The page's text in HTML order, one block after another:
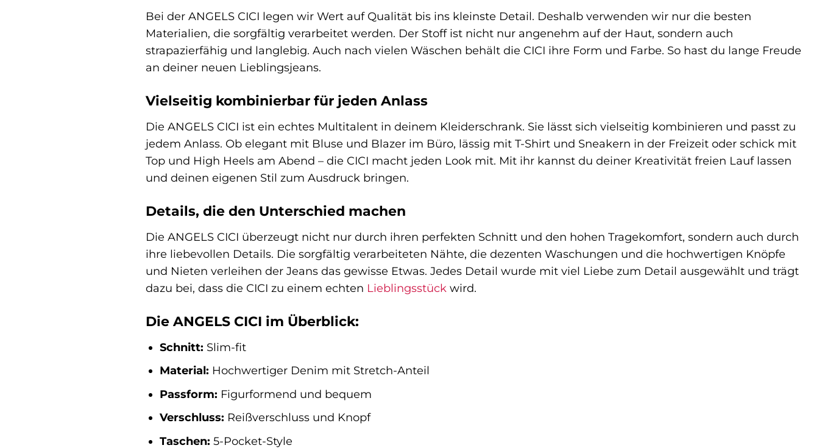
Bei der ANGELS CICI legen wir Wert auf Qualität bis ins kleinste Detail. Deshalb verwenden wir nur die besten
Materialien, die sorgfältig verarbeitet werden. Der Stoff ist nicht nur angenehm auf der Haut, sondern auch
strapazierfähig und langlebig. Auch nach vielen Wäschen behält die CICI ihre Form und Farbe. So hast du lange Freude
an deiner neuen Lieblingsjeans.
Vielseitig kombinierbar für jeden Anlass
Die ANGELS CICI ist ein echtes Multitalent in deinem Kleiderschrank. Sie lässt sich vielseitig kombinieren und passt zu
jedem Anlass. Ob elegant mit Bluse und Blazer im Büro, lässig mit T-Shirt und Sneakern in der Freizeit oder schick mit
Top und High Heels am Abend – die CICI macht jeden Look mit. Mit ihr kannst du deiner Kreativität freien Lauf lassen
und deinen eigenen Stil zum Ausdruck bringen.
Details, die den Unterschied machen
Die ANGELS CICI überzeugt nicht nur durch ihren perfekten Schnitt und den hohen Tragekomfort, sondern auch durch
ihre liebevollen Details. Die sorgfältig verarbeiteten Nähte, die dezenten Waschungen und die hochwertigen Knöpfe
und Nieten verleihen der Jeans das gewisse Etwas. Jedes Detail wurde mit viel Liebe zum Detail ausgewählt und trägt
dazu bei, dass die CICI zu einem echten Lieblingsstück wird.
Die ANGELS CICI im Überblick:
Schnitt: Slim-fit
Material: Hochwertiger Denim mit Stretch-Anteil
Passform: Figurformend und bequem
Verschluss: Reißverschluss und Knopf
Taschen: 5-Pocket-Style